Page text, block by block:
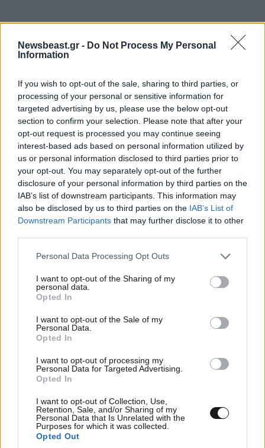
Newsbeast.gr - Do Not Process My Personal
Information
If you wish to opt-out of the sale, sharing to third parties, or
processing of your personal or sensitive information for
targeted advertising by us, please use the below opt-out
section to confirm your selection. Please note that after your
opt-out request is processed you may continue seeing
interest-based ads based on personal information utilized by
us or personal information disclosed to third parties prior to
your opt-out. You may separately opt-out of the further
disclosure of your personal information by third parties on the
IAB’s list of downstream participants. This information may
also be disclosed by us to third parties on the IAB’s List of
Downstream Participants that may further disclose it to other
Please note that this website/app uses one or more Google
not limited to your visit or usage behaviour. You may click to
grant or deny consent to Google and its third-party tags to
use your data for below specified purposes in below Google
consent section.
Personal Data Processing Opt Outs
I want to opt-out of the Sharing of my
personal data.
Opted In
I want to opt-out of the Sale of my
Personal Data.
Opted In
I want to opt-out of processing my
Personal Data for Targeted Advertising.
Opted In
I want to opt-out of Collection, Use,
Retention, Sale, and/or Sharing of my
Personal Data that Is Unrelated with the
Purposes for which it was collected.
Opted Out
Βλυχάδα: Η παραλία στη Σαντορίνη που μοιάζει
με υπαίθριο γλυπτό της φύσης
Έρημος Ναμίμπ: Αμμόλοφοι που αγγίζουν τον
ουρανό ξεπερνώντας τα 300 μέτρα ύψος